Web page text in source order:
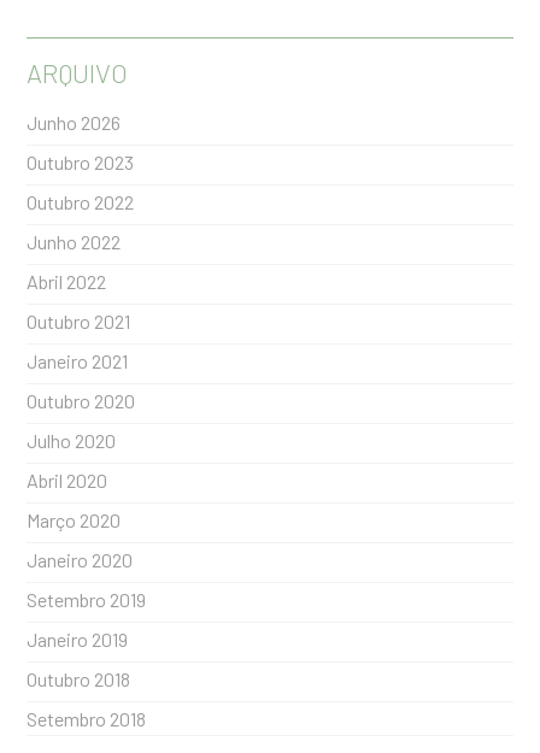
ARQUIVO
Junho 2026
Outubro 2023
Outubro 2022
Junho 2022
Abril 2022
Outubro 2021
Janeiro 2021
Outubro 2020
Julho 2020
Abril 2020
Março 2020
Janeiro 2020
Setembro 2019
Janeiro 2019
Outubro 2018
Setembro 2018